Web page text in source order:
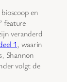
en
feature
veranderd
1, waarin
Shannon
volgt de